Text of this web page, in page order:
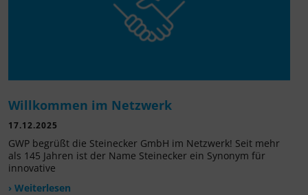
Willkommen im Netzwerk
17.12.2025
GWP begrüßt die Steinecker GmbH im Netzwerk! Seit mehr
als 145 Jahren ist der Name Steinecker ein Synonym für
innovative
› Weiterlesen